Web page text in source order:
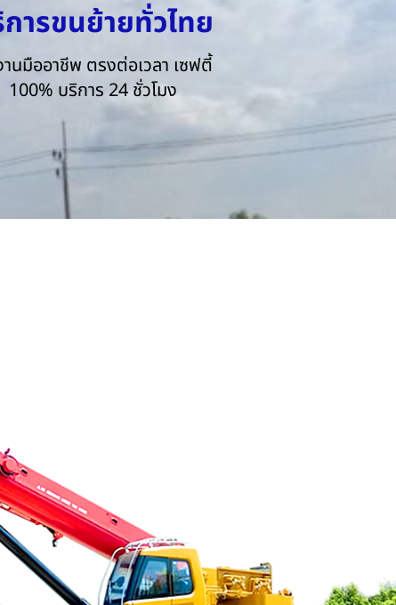
ารขนย้ายทั่วไทย
นมืออาชีพ ตรงต่อเวลา เซฟตี้
100% บริการ 24 ชั่วโมง